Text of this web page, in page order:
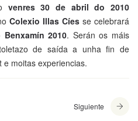
venres 30 de abril do 2010
Colexio Illas Cíes se celebrará
2010. Serán os máis
de saída a unha fin de
moitas experiencias.
Siguiente